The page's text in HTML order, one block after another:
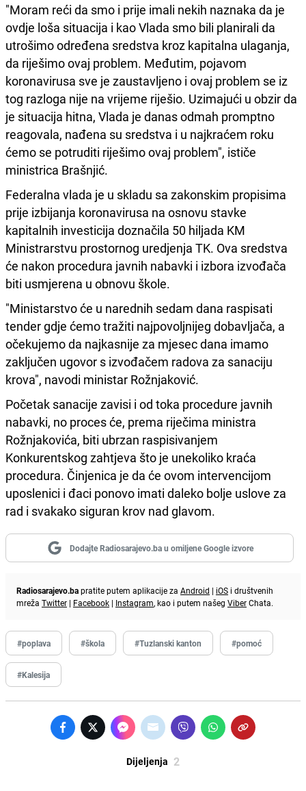
"Moram reći da smo i prije imali nekih naznaka da je
ovdje loša situacija i kao Vlada smo bili planirali da
utrošimo određena sredstva kroz kapitalna ulaganja,
da riješimo ovaj problem. Međutim, pojavom
koronavirusa sve je zaustavljeno i ovaj problem se iz
tog razloga nije na vrijeme riješio. Uzimajući u obzir da
je situacija hitna, Vlada je danas odmah promptno
reagovala, nađena su sredstva i u najkraćem roku
ćemo se potruditi riješimo ovaj problem", ističe
ministrica Brašnjić.
Federalna vlada je u skladu sa zakonskim propisima
prije izbijanja koronavirusa na osnovu stavke
kapitalnih investicija doznačila 50 hiljada KM
Ministrarstvu prostornog uredjenja TK. Ova sredstva
će nakon procedura javnih nabavki i izbora izvođača
biti usmjerena u obnovu škole.
"Ministarstvo će u narednih sedam dana raspisati
tender gdje ćemo tražiti najpovoljnijeg dobavljača, a
očekujemo da najkasnije za mjesec dana imamo
zaključen ugovor s izvođačem radova za sanaciju
krova", navodi ministar Rožnjaković.
Početak sanacije zavisi i od toka procedure javnih
nabavki, no proces će, prema riječima ministra
Rožnjakovića, biti ubrzan raspisivanjem
Konkurentskog zahtjeva što je unekoliko kraća
procedura. Činjenica je da će ovom intervencijom
uposlenici i đaci ponovo imati daleko bolje uslove za
rad i svakako siguran krov nad glavom.
Dodajte Radiosarajevo.ba u omiljene Google izvore
Radiosarajevo.bapratite putem aplikacije za Android | iOS i društvenih
mreža Twitter | Facebook | Instagram, kao i putem našeg ViberChata.
#poplava #škola #Tuzlanski kanton #pomoć
#Kalesija
Dijeljenja 2